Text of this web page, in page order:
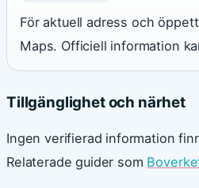
För aktuell adress och
Maps. Officiell information
Tillgänglighet och närhet
Ingen verifierad information
Relaterade guider som